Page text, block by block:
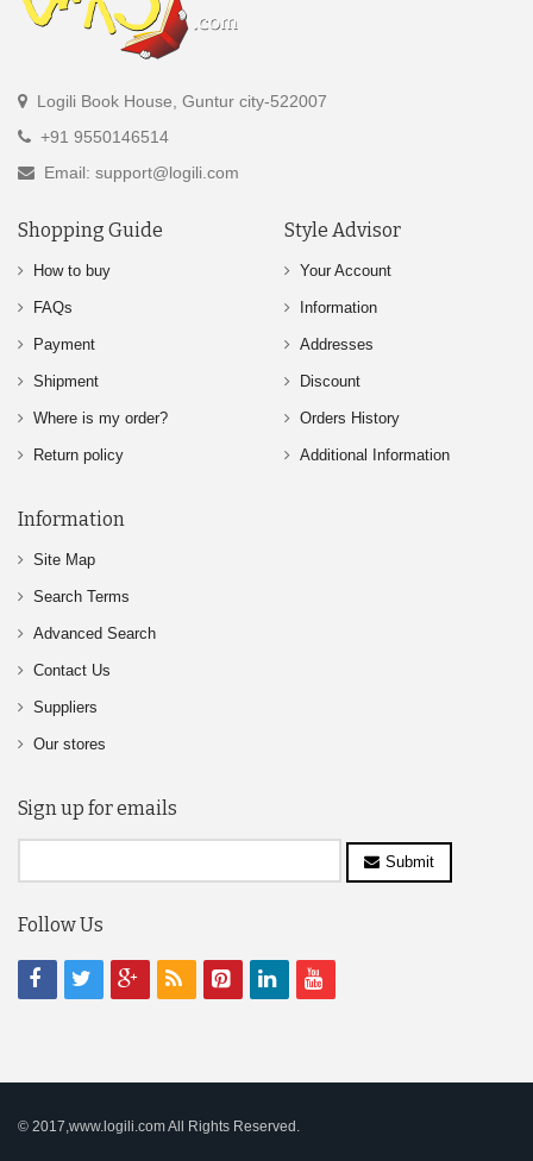
Logili Book House, Guntur city-522007
+91 9550146514
Email: support@logili.com
Shopping Guide
How to buy
FAQs
Payment
Shipment
Where is my order?
Return policy
Style Advisor
Your Account
Information
Addresses
Discount
Orders History
Additional Information
Information
Site Map
Search Terms
Advanced Search
Contact Us
Suppliers
Our stores
Sign up for emails
Submit
Follow Us
© 2017,www.logili.com All Rights Reserved.